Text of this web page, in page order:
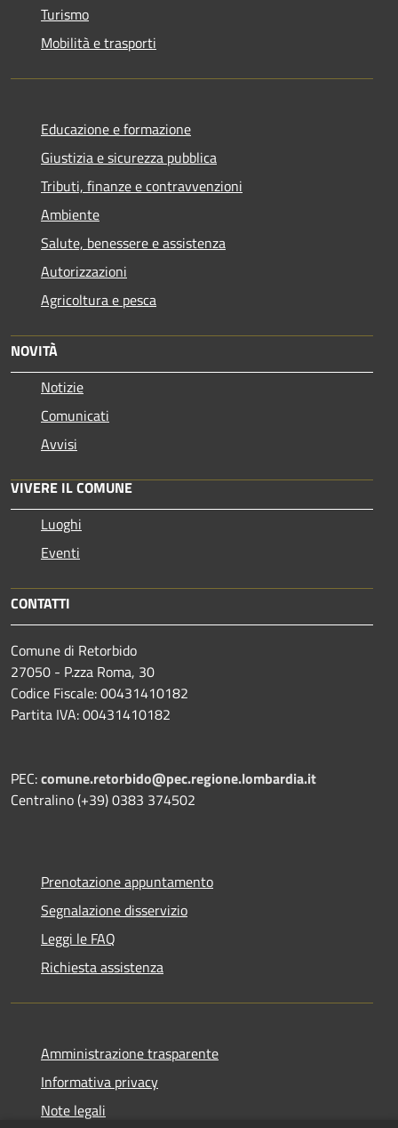
Turismo
Mobilità e trasporti
Educazione e formazione
Giustizia e sicurezza pubblica
Tributi, finanze e contravvenzioni
Ambiente
Salute, benessere e assistenza
Autorizzazioni
Agricoltura e pesca
NOVITÀ
Notizie
Comunicati
Avvisi
VIVERE IL COMUNE
Luoghi
Eventi
CONTATTI
Comune di Retorbido
27050 - P.zza Roma, 30
Codice Fiscale: 00431410182
Partita IVA: 00431410182
PEC:comune.retorbido@pec.regione.lombardia.it
Centralino (+39) 0383 374502
Prenotazione appuntamento
Segnalazione disservizio
Leggi le FAQ
Richiesta assistenza
Amministrazione trasparente
Informativa privacy
Note legali